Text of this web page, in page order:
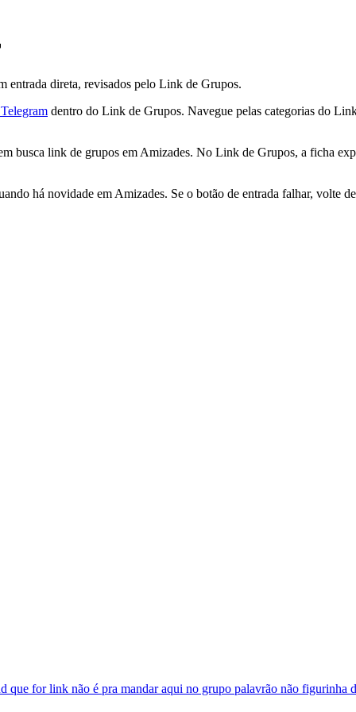
entrada direta, revisados pelo Link de Grupos.
dentro do Link de Grupos. Navegue pelas categorias do
busca link de grupos em Amizades. No Link de Grupos, a ficha
há novidade em Amizades. Se o botão de entrada falhar, volte
que for link não é pra mandar aqui no grupo palavrão não figurinha